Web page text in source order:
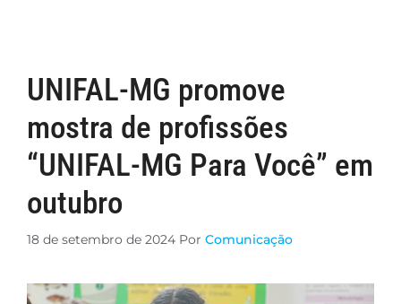
UNIFAL-MG promove
mostra de profissões
“UNIFAL-MG Para Você” em
outubro
18 de setembro de 2024 Por Comunicação